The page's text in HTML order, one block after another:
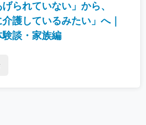
げられていない」から、
介護しているみたい」へ｜
談・家族編